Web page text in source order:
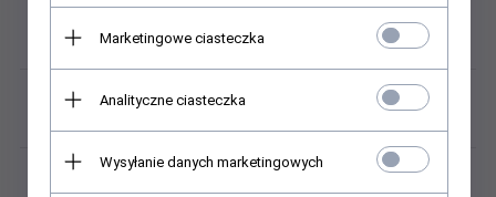
Producent:
BISSET
Kod / model:
Inne zastosowanie:
Marketingowe ciasteczka
Analityczne ciasteczka
Wysyłanie danych marketingowych